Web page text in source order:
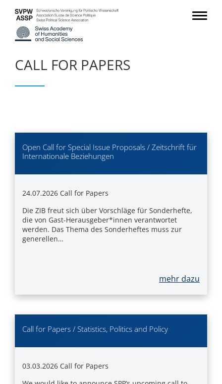
CALL FOR PAPERS
Open Call for Special Issue Proposals / Zeitschrift für
Internationale Beziehungen
24.07.2026 Call for Papers
Die ZIB freut sich über Vorschläge für Sonderhefte,
die von Gast-Herausgeber*innen verantwortet
werden. Das Thema des Sonderheftes muss zur
generellen…
mehr dazu
Call for Papers / Statistics, Politics and Policy
03.03.2026 Call for Papers